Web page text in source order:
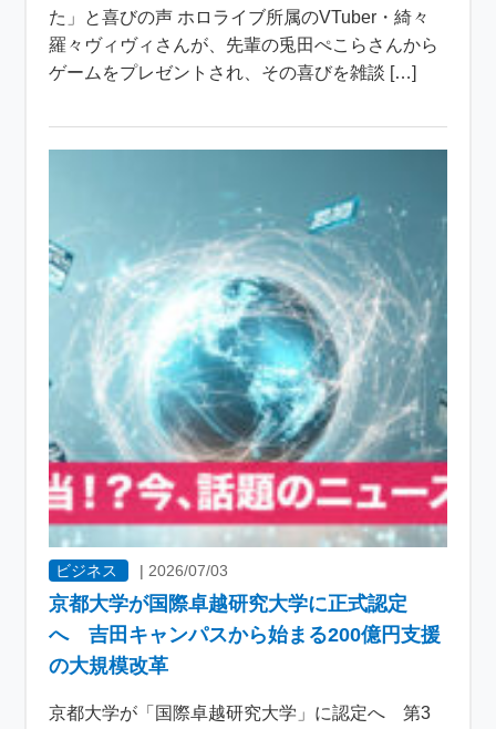
た」と喜びの声 ホロライブ所属のVTuber・綺々
羅々ヴィヴィさんが、先輩の兎田ぺこらさんから
ゲームをプレゼントされ、その喜びを雑談 […]
ビジネス | 2026/07/03
京都大学が国際卓越研究大学に正式認定
へ 吉田キャンパスから始まる200億円支援
の大規模改革
京都大学が「国際卓越研究大学」に認定へ 第3